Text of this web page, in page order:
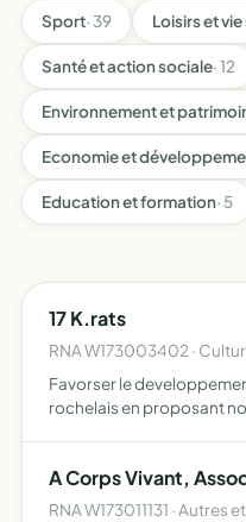
Sport· 39 Loisirs et
Santé et action sociale· 12
Environnement et
Economie et
Education et formation· 5
17 K.rats
RNA W173003402 ·
Favorser le
rochelais en proposant
A Corps Vivant,
RNA W173011131 · Autres